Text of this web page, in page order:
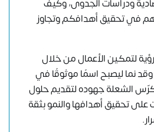
ودراسات الجدوى، وكيف
في تحقيق أهدافكم وتجاوز
لتمكين الأعمال من خلال
وقد نما ليصبح اسمًا موثوقًا في
كرّس الشعلة جهوده لتقديم حلول
تحقيق أهدافها والنمو بثقة